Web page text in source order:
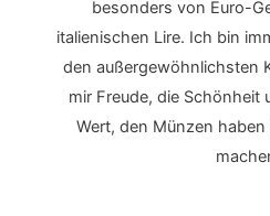
besonders von Euro-
italienischen Lire. Ich bin
den außergewöhnlichsten
mir Freude, die Schönheit
Wert, den Münzen